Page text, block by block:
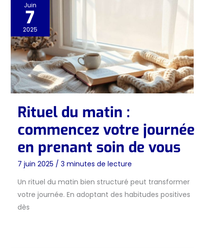
Juin
7
2025
Rituel du matin :
commencez votre journée
en prenant soin de vous
7 juin 2025 / 3 minutes de lecture
Un rituel du matin bien structuré peut transformer
votre journée. En adoptant des habitudes positives
dès